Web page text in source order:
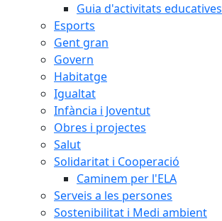
Guia d'activitats educatives
Esports
Gent gran
Govern
Habitatge
Igualtat
Infància i Joventut
Obres i projectes
Salut
Solidaritat i Cooperació
Caminem per l'ELA
Serveis a les persones
Sostenibilitat i Medi ambient